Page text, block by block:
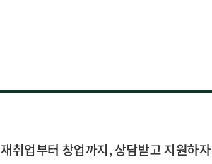
재취업부터 창업까지, 상담받고 지원하자